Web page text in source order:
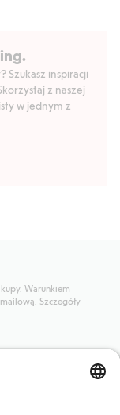
inspiracji
z naszej
w jednym z
Warunkiem
Szczegóły